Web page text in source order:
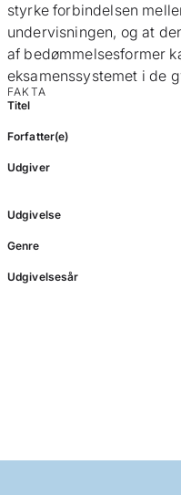
styrke forbindelsen
undervisningen, og at
af bedømmelsesformer
eksamenssystemet i de
FAKTA
Titel
Forfatter(e)
Udgiver
Udgivelse
Genre
Udgivelsesår